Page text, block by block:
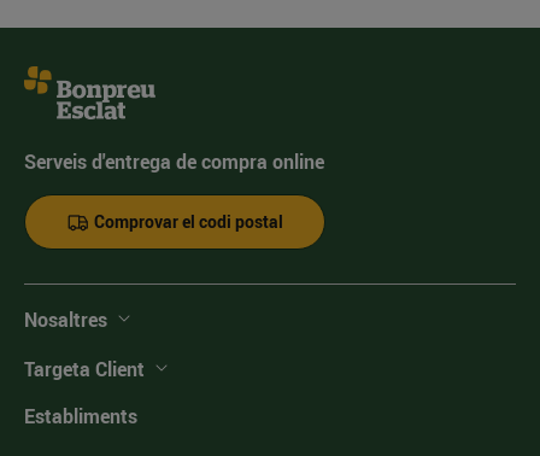
Serveis d'entrega de compra online
Comprovar el codi postal
Nosaltres
Targeta Client
Establiments